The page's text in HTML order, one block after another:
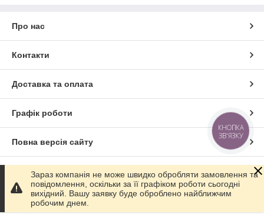
Про нас
Контакти
Доставка та оплата
Графік роботи
Повна версія сайту
Сайт створено на маркетплейсі Prom.ua
Політика конфіденційності
Зараз компанія не може швидко обробляти замовлення та
повідомлення, оскільки за її графіком роботи сьогодні
вихідний. Вашу заявку буде оброблено найближчим
робочим днем.
КНОПКА
ЗВ'ЯЗКУ